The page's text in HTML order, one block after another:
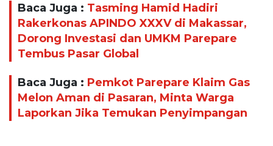
Baca Juga : Tasming Hamid Hadiri
Rakerkonas APINDO XXXV di Makassar,
Dorong Investasi dan UMKM Parepare
Tembus Pasar Global
Baca Juga : Pemkot Parepare Klaim Gas
Melon Aman di Pasaran, Minta Warga
Laporkan Jika Temukan Penyimpangan